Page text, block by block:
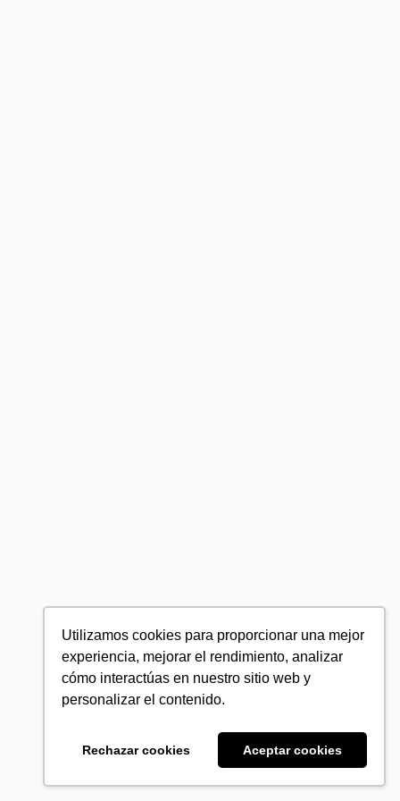
Utilizamos cookies para proporcionar una mejor
experiencia, mejorar el rendimiento, analizar
cómo interactúas en nuestro sitio web y
personalizar el contenido.
Rechazar cookies Aceptar cookies